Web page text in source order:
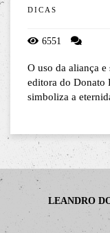
DICAS
6551
O uso da aliança
editora do Donato
simboliza a
LEANDRO